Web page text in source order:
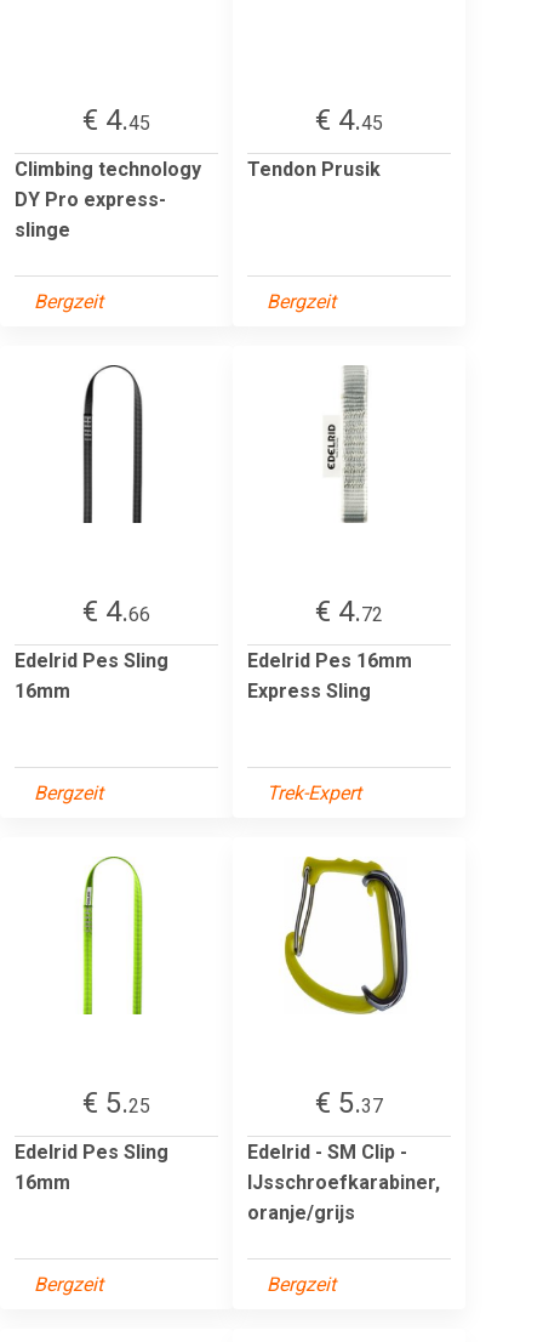
€ 4.45
Climbing technology
DY Pro express-
slinge
Bergzeit
€ 4.45
Tendon Prusik
Bergzeit
€ 4.66
Edelrid Pes Sling
16mm
Bergzeit
€ 4.72
Edelrid Pes 16mm
Express Sling
Trek-Expert
€ 5.25
Edelrid Pes Sling
16mm
Bergzeit
€ 5.37
Edelrid - SM Clip -
IJsschroefkarabiner,
oranje/grijs
Bergzeit